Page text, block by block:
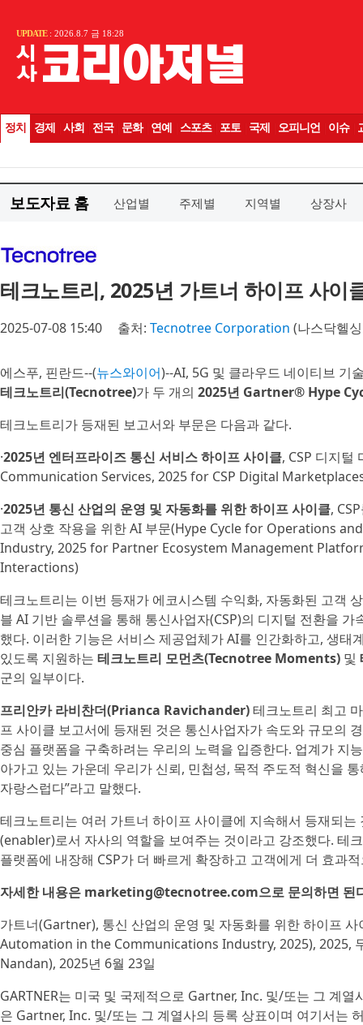
보도자료 홈 산업별 주제별 지역별 상장사
테크노트리, 2025년 가트너 하이프 사이
2025-07-08 15:40 출처: Tecnotree Corporation (나스닥헬
에스푸, 핀란드--(뉴스와이어)--AI, 5G 및 클라우드 네이티브 기
테크노트리(Tecnotree)가 두 개의 2025년 Gartner® Hype
테크노트리가 등재된 보고서와 부문은 다음과 같다.
·2025년 엔터프라이즈 통신 서비스 하이프 사이클, CSP 디지
Communication Services, 2025 for CSP Digital
·2025년 통신 산업의 운영 및 자동화를 위한 하이프 사이클,
고객 상호 작용을 위한 AI 부문(Hype Cycle for Operations
Industry, 2025 for Partner Ecosystem Management
Interactions)
테크노트리는 이번 등재가 에코시스템 수익화, 자동화된 고객
블 AI 기반 솔루션을 통해 통신사업자(CSP)의 디지털 전환을
했다. 이러한 기능은 서비스 제공업체가 AI를 인간화하고, 생태
있도록 지원하는 테크노트리 모먼츠(Tecnotree Moments) 및
군의 일부이다.
프리안카 라비찬더(Prianca Ravichander)테크노트리 최고
프 사이클 보고서에 등재된 것은 통신사업자가 속도와 규모의
중심 플랫폼을 구축하려는 우리의 노력을 입증한다. 업계가 지
아가고 있는 가운데 우리가 신뢰, 민첩성, 목적 주도적 혁신을
자랑스럽다”라고 말했다.
테크노트리는 여러 가트너 하이프 사이클에 지속해서 등재되
(enabler)로서 자사의 역할을 보여주는 것이라고 강조했다. 테
플랫폼에 내장해 CSP가 더 빠르게 확장하고 고객에게 더 효과
자세한 내용은 marketing@tecnotree.com으로 문의하면 된
가트너(Gartner), 통신 산업의 운영 및 자동화를 위한 하이프
Automation in the Communications Industry, 2025), 2025,
Nandan), 2025년 6월 23일
GARTNER는 미국 및 국제적으로 Gartner, Inc. 및/또는 그 계열
은 Gartner, Inc. 및/또는 그 계열사의 등록 상표이며 여기서는